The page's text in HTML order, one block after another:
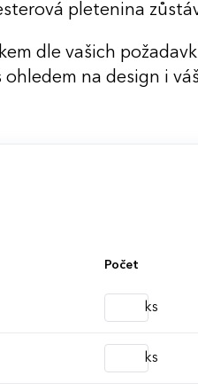
pletenina
dle vašich
na design i
Počet
ks
ks